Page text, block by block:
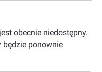
obecnie niedostępny.
będzie ponownie